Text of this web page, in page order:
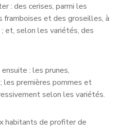
: des cerises, parmi les
framboises et des groseilles, à
et, selon les variétés, des
: les prunes,
les premières pommes et
selon les variétés.
habitants de profiter de